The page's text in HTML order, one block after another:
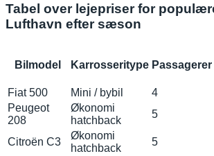
Tabel over lejepriser for
Lufthavn efter sæson
Bilmodel Karrosseritype Passagerer
Fiat 500
Mini / bybil 4
Peugeot
208
Økonomi
hatchback
5
Citroën C3
Økonomi
hatchback
5